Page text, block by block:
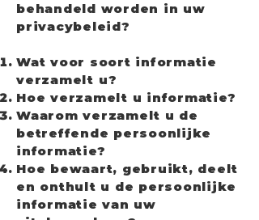
behandeld worden in uw
privacybeleid?
Wat voor soort informatie
verzamelt u?
Hoe verzamelt u informatie?
Waarom verzamelt u de
betreffende persoonlijke
informatie?
Hoe bewaart, gebruikt, deelt
en onthult u de persoonlijke
informatie van uw